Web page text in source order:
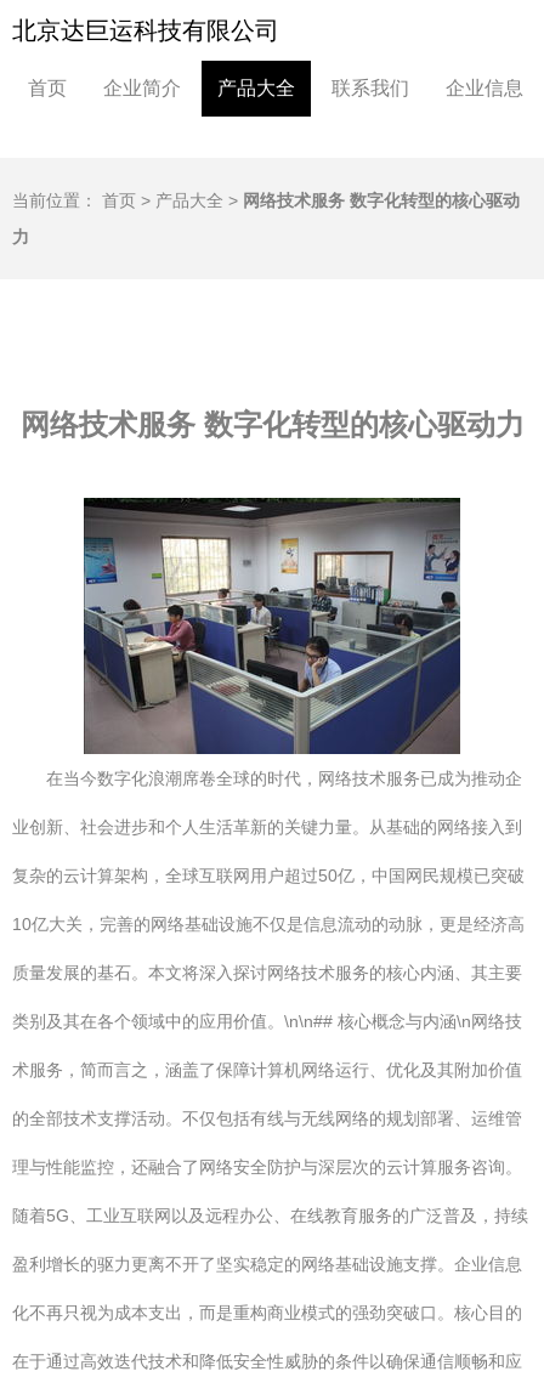
北京达巨运科技有限公司
首页 企业简介 产品大全 联系我们 企业信息
当前位置： 首页 > 产品大全 > 网络技术服务 数字化转型的核心驱动
力
网络技术服务 数字化转型的核心驱动力
在当今数字化浪潮席卷全球的时代，网络技术服务已成为推动企
业创新、社会进步和个人生活革新的关键力量。从基础的网络接入到
复杂的云计算架构，全球互联网用户超过50亿，中国网民规模已突破
10亿大关，完善的网络基础设施不仅是信息流动的动脉，更是经济高
质量发展的基石。本文将深入探讨网络技术服务的核心内涵、其主要
类别及其在各个领域中的应用价值。\n\n## 核心概念与内涵\n网络技
术服务，简而言之，涵盖了保障计算机网络运行、优化及其附加价值
的全部技术支撑活动。不仅包括有线与无线网络的规划部署、运维管
理与性能监控，还融合了网络安全防护与深层次的云计算服务咨询。
随着5G、工业互联网以及远程办公、在线教育服务的广泛普及，持续
盈利增长的驱力更离不开了坚实稳定的网络基础设施支撑。企业信息
化不再只视为成本支出，而是重构商业模式的强劲突破口。核心目的
在于通过高效迭代技术和降低安全性威胁的条件以确保通信顺畅和应